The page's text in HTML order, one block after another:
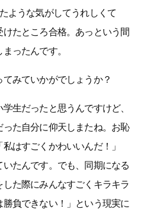
ような気がしてうれしくて
たところ合格。あっという間
ったんです。
みていかがでしょうか？
学生だったと思うんですけど、
た自分に仰天しまたね。お恥
はすごくかわいいんだ！」
たんです。でも、同期になる
た際にみんなすごくキラキラ
負できない！」という現実に